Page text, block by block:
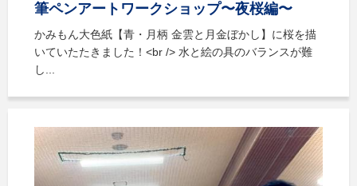
筆ペンアートワークショップ〜夜桜編〜
かみもん大色紙【青・月柄 金雲と月金ぼかし】に桜を描
いていたたきました！<br /> 水と絵の具のバランスが難
し...